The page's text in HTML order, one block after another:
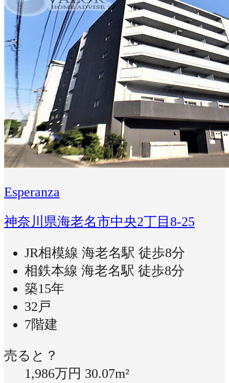
Esperanza
神奈川県海老名市中央2丁目8-25
JR相模線 海老名駅 徒歩8分
相鉄本線 海老名駅 徒歩8分
築15年
32戸
7階建
売ると？
1,986万円 30.07m²